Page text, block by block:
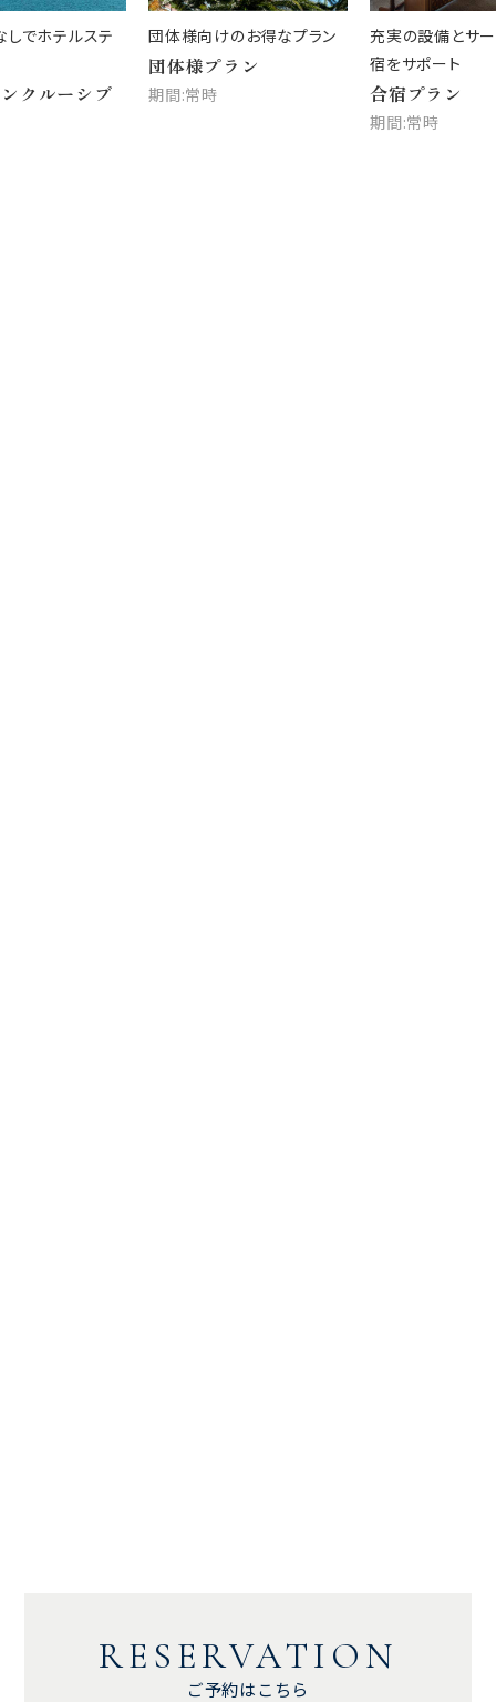
でホテルステ
クルーシブ
団体様向けのお得なプラン
団体様プラン
期間:常時
充実の設備とサ
宿をサポート
合宿プラン
期間:常時
RESERVATION
ご予約はこちら